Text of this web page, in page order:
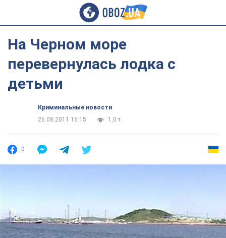
На Черном море
перевернулась лодка с
детьми
Криминальные новости
26.08.2011 16:15
1,0 т.
0